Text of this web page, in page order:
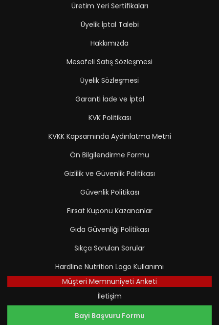
Üretim Yeri Sertifikaları
Üyelik İptal Talebi
Hakkımızda
Mesafeli Satış Sözleşmesi
Üyelik Sözleşmesi
Garanti İade ve İptal
KVK Politikası
KVKK Kapsamında Aydınlatma Metni
Ön Bilgilendirme Formu
Gizlilik ve Güvenlik Politikası
Güvenlik Politikası
Fırsat Kuponu Kazananlar
Gıda Güvenliği Politikası
Sıkça Sorulan Sorular
Hardline Nutrition Logo Kullanımı
Müşteri Memnuniyeti Anketi
İletişim
Bayi Başvuru Formu